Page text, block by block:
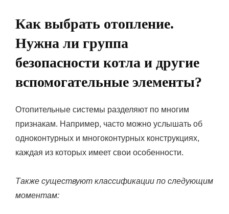
Как выбрать отопление.
Нужна ли группа
безопасности котла и другие
вспомогательные элементы?
Отопительные системы разделяют по многим
признакам. Например, часто можно услышать об
одноконтурных и многоконтурных конструкциях,
каждая из которых имеет свои особенности.
Также существуют классификации по следующим
моментам: